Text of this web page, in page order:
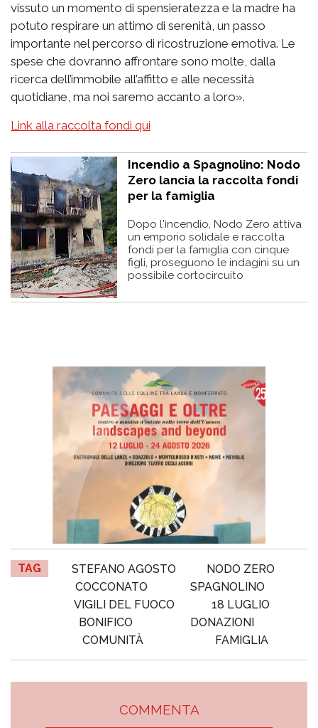
vissuto un momento di spensieratezza e la madre ha
potuto respirare un attimo di serenità, un passo
importante nel percorso di ricostruzione emotiva. Le
spese che dovranno affrontare sono molte, dalla
ricerca dell’immobile all’affitto e alle necessità
quotidiane, ma noi saremo accanto a loro».
Link alla raccolta fondi qui
Incendio a Spagnolino: Nodo
Zero lancia la raccolta fondi
per la famiglia
Dopo l'incendio, Nodo Zero attiva
un emporio solidale e raccolta
fondi per la famiglia con cinque
figli, proseguono le indagini su un
possibile cortocircuito
TAG STEFANO AGOSTO
NODO ZERO
COCCONATO
SPAGNOLINO
VIGILI DEL FUOCO
18 LUGLIO
BONIFICO
DONAZIONI
COMUNITÀ
FAMIGLIA
COMMENTA